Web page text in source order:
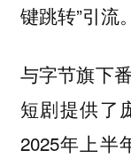
键跳转”引流。
与字节旗下
短剧提供了
2025年上半